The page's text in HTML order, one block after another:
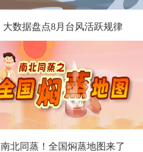
大数据盘点8月台风活跃规律
南北同蒸！全国焖蒸地图来了